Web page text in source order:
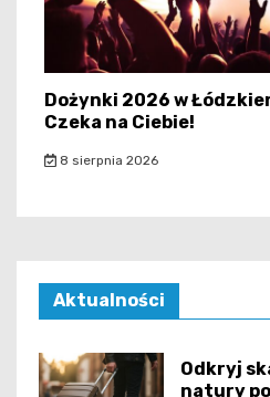
Dożynki 2026 w
Czeka na Ciebie!
8 sierpnia 2026
Aktualności
Odkryj
natury